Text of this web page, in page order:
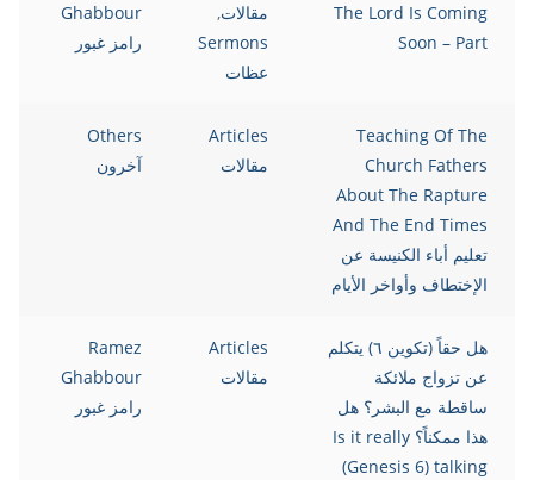
The Lord Is Coming
Soon – Part
مقالات,
Sermons
عظات
Ghabbour
رامز غبور
Teaching Of The
Church Fathers
About The Rapture
And The End Times
تعليم أباء الكنيسة عن
الإختطاف وأواخر الأيام
Articles
مقالات
Others
آخرون
هل حقاً (تكوين ٦) يتكلم
عن تزواج ملائكة
ساقطة مع البشر؟ هل
هذا ممكناً؟ Is it really
(Genesis 6) talking
Articles
مقالات
Ramez
Ghabbour
رامز غبور